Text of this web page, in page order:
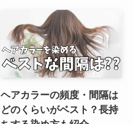
ヘアカラーの頻度・間隔は
どのくらいがベスト？長持